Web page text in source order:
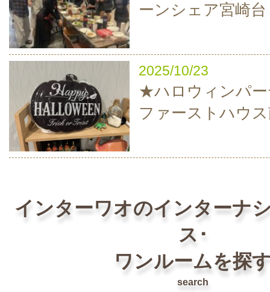
ーンシェア宮崎台
2025/10/23
★ハロウィンパー
ファーストハウ
インターワオのインターナ
ス･
ワンルームを探
search